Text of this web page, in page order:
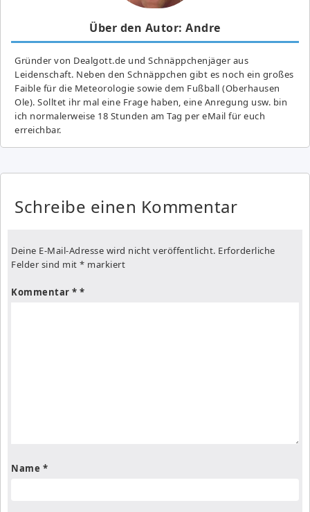
Über den Autor: Andre
Gründer von Dealgott.de und Schnäppchenjäger aus
Leidenschaft. Neben den Schnäppchen gibt es noch ein großes
Fai­ble für die Meteorologie sowie dem Fußball (Oberhausen
Ole). Solltet ihr mal eine Frage haben, eine Anregung usw. bin
ich normalerweise 18 Stunden am Tag per eMail für euch
erreichbar.
Schreibe einen Kommentar
Deine E-Mail-Adresse wird nicht veröffentlicht. Erforderliche
Felder sind mit * markiert
Kommentar *
Name *